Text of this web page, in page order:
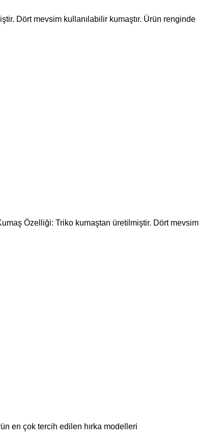
Dört mevsim kullanılabilir kumaştır. Ürün renginde
Özelliği: Triko kumaştan üretilmiştir. Dört mevsim
en çok tercih edilen hırka modelleri